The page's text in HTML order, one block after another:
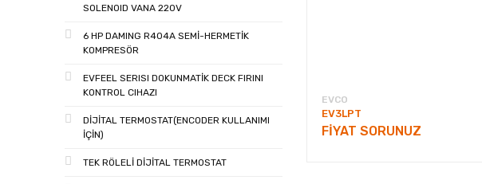
SOLENOID VANA 220V
6 HP DAMING R404A SEMİ-HERMETİK
KOMPRESÖR
EVFEEL SERISI DOKUNMATİK DECK FIRINI
KONTROL CIHAZI
DİJİTAL TERMOSTAT(ENCODER KULLANIMI
İÇİN)
TEK RÖLELİ DİJİTAL TERMOSTAT
EVCO
EV3LPT
FİYAT SORUNUZ